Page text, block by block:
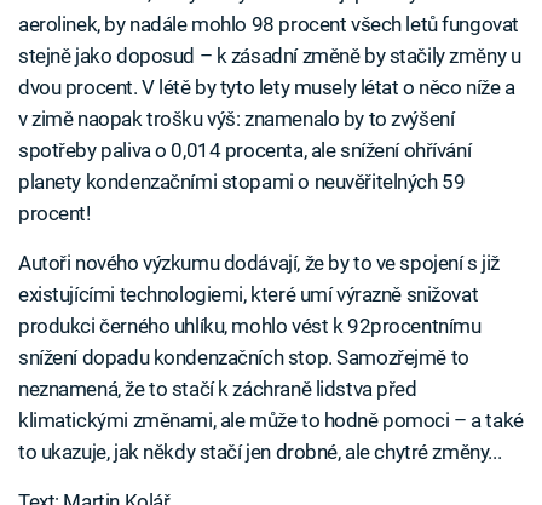
aerolinek, by nadále mohlo 98 procent všech letů fungovat
stejně jako doposud – k zásadní změně by stačily změny u
dvou procent. V létě by tyto lety musely létat o něco níže a
v zimě naopak trošku výš: znamenalo by to zvýšení
spotřeby paliva o 0,014 procenta, ale snížení ohřívání
planety kondenzačními stopami o neuvěřitelných 59
procent!
Autoři nového výzkumu dodávají, že by to ve spojení s již
existujícími technologiemi, které umí výrazně snižovat
produkci černého uhlíku, mohlo vést k 92procentnímu
snížení dopadu kondenzačních stop. Samozřejmě to
neznamená, že to stačí k záchraně lidstva před
klimatickými změnami, ale může to hodně pomoci – a také
to ukazuje, jak někdy stačí jen drobné, ale chytré změny...